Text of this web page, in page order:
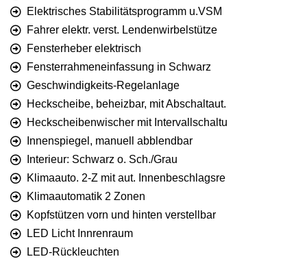
Elektrisches Stabilitätsprogramm u.VSM
Fahrer elektr. verst. Lendenwirbelstütze
Fensterheber elektrisch
Fensterrahmeneinfassung in Schwarz
Geschwindigkeits-Regelanlage
Heckscheibe, beheizbar, mit Abschaltaut.
Heckscheibenwischer mit Intervallschaltu
Innenspiegel, manuell abblendbar
Interieur: Schwarz o. Sch./Grau
Klimaauto. 2-Z mit aut. Innenbeschlagsre
Klimaautomatik 2 Zonen
Kopfstützen vorn und hinten verstellbar
LED Licht Innrenraum
LED-Rückleuchten